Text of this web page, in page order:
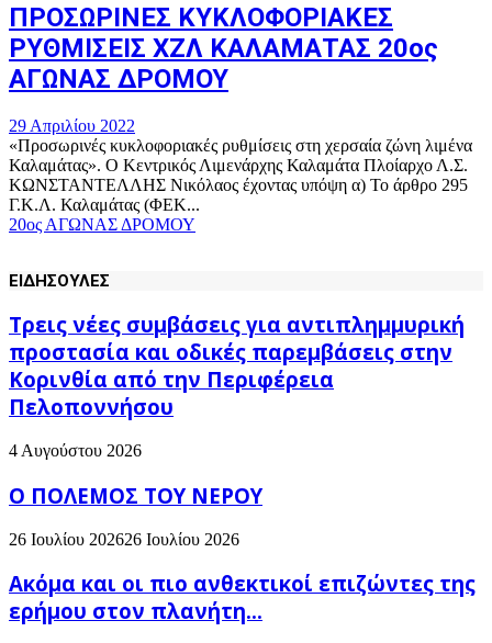
ΠΡΟΣΩΡΙΝΕΣ ΚΥΚΛΟΦΟΡΙΑΚΕΣ
ΡΥΘΜΙΣΕΙΣ ΧΖΛ ΚΑΛΑΜΑΤΑΣ 20ος
ΑΓΩΝΑΣ ΔΡΟΜΟΥ
29 Απριλίου 2022
«Προσωρινές κυκλοφοριακές ρυθμίσεις στη χερσαία ζώνη λιμένα
Καλαμάτας». Ο Κεντρικός Λιμενάρχης Καλαμάτα Πλοίαρχο Λ.Σ.
ΚΩΝΣΤΑΝΤΕΛΛΗΣ Νικόλαος έχοντας υπόψη α) Το άρθρο 295
Γ.Κ.Λ. Καλαμάτας (ΦΕΚ...
20ος ΑΓΩΝΑΣ ΔΡΟΜΟΥ
ΕΙΔΗΣΟΥΛΕΣ
Τρεις νέες συμβάσεις για αντιπλημμυρική
προστασία και οδικές παρεμβάσεις στην
Κορινθία από την Περιφέρεια
Πελοποννήσου
4 Αυγούστου 2026
Ο ΠΟΛΕΜΟΣ ΤΟΥ ΝΕΡΟΥ
26 Ιουλίου 202626 Ιουλίου 2026
Ακόμα και οι πιο ανθεκτικοί επιζώντες της
ερήμου στον πλανήτη...